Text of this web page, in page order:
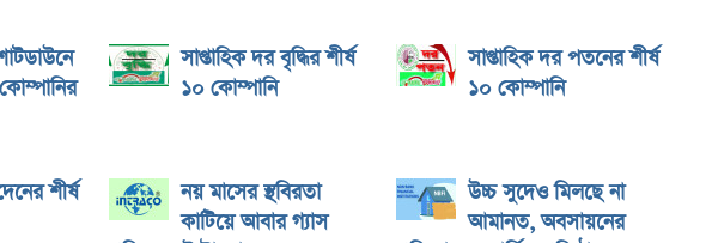
সাপ্তাহিক দর বৃদ্ধির শীর্ষ
১০ কোম্পানি
সাপ্তাহিক দর পতনের শীর্ষ
১০ কোম্পানি
শীর্ষ
নয় মাসের স্থবিরতা
কাটিয়ে আবার গ্যাস
উচ্চ সুদেও মিলছে না
আমানত, অবসায়নের